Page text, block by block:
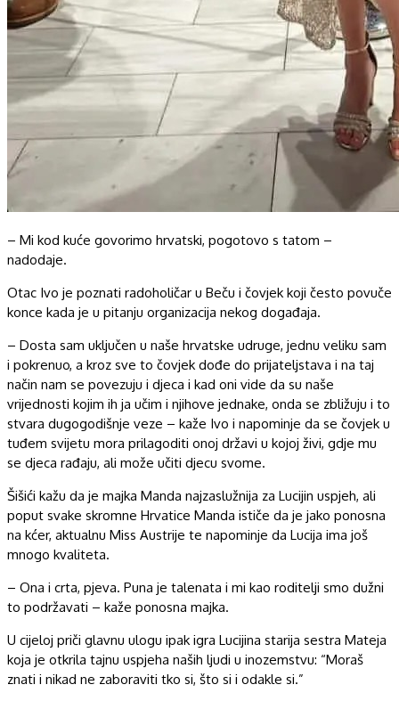
– Mi kod kuće govorimo hrvatski, pogotovo s tatom –
nadodaje.
Otac Ivo je poznati radoholičar u Beču i čovjek koji često povuče
konce kada je u pitanju organizacija nekog događaja.
– Dosta sam uključen u naše hrvatske udruge, jednu veliku sam
i pokrenuo, a kroz sve to čovjek dođe do prijateljstava i na taj
način nam se povezuju i djeca i kad oni vide da su naše
vrijednosti kojim ih ja učim i njihove jednake, onda se zbližuju i to
stvara dugogodišnje veze – kaže Ivo i napominje da se čovjek u
tuđem svijetu mora prilagoditi onoj državi u kojoj živi, gdje mu
se djeca rađaju, ali može učiti djecu svome.
Šišići kažu da je majka Manda najzaslužnija za Lucijin uspjeh, ali
poput svake skromne Hrvatice Manda ističe da je jako ponosna
na kćer, aktualnu Miss Austrije te napominje da Lucija ima još
mnogo kvaliteta.
– Ona i crta, pjeva. Puna je talenata i mi kao roditelji smo dužni
to podržavati – kaže ponosna majka.
U cijeloj priči glavnu ulogu ipak igra Lucijina starija sestra Mateja
koja je otkrila tajnu uspjeha naših ljudi u inozemstvu: “Moraš
znati i nikad ne zaboraviti tko si, što si i odakle si.”